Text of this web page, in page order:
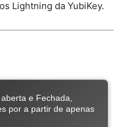
Lightning da YubiKey.